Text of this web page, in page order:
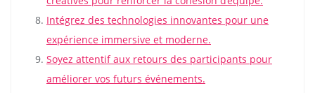
Intégrez des technologies innovantes pour une
expérience immersive et moderne.
Soyez attentif aux retours des participants pour
améliorer vos futurs événements.